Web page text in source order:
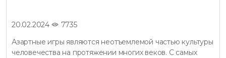
20.02.2024
7735
Азартные игры являются неотъемлемой частью культуры
человечества на протяжении многих веков. С самых